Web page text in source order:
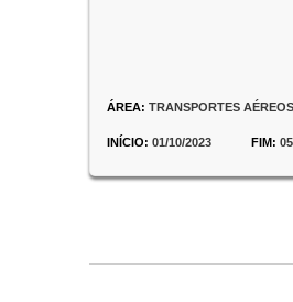
ÁREA:TRANSPORTES
INÍCIO:01/10/2023 FIM: